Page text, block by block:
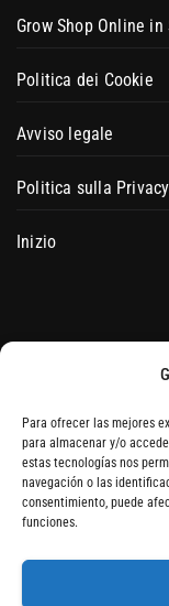
Para ofrecer las mejores
para almacenar y/o
estas tecnologías nos
navegación o las
consentimiento, puede
funciones.
Grow Shop Online in
Politica dei Cookie
Avviso legale
Politica sulla Privacy
Inizio
Blog